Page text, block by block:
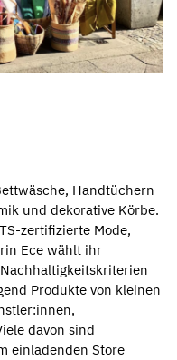
Handtüchern
und dekorative Körbe.
zertifizierte Mode,
Ece wählt ihr
Produkte von kleinen
davon sind
einladenden Store